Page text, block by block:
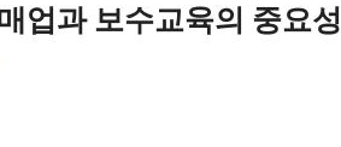
업과 보수교육의 중요성